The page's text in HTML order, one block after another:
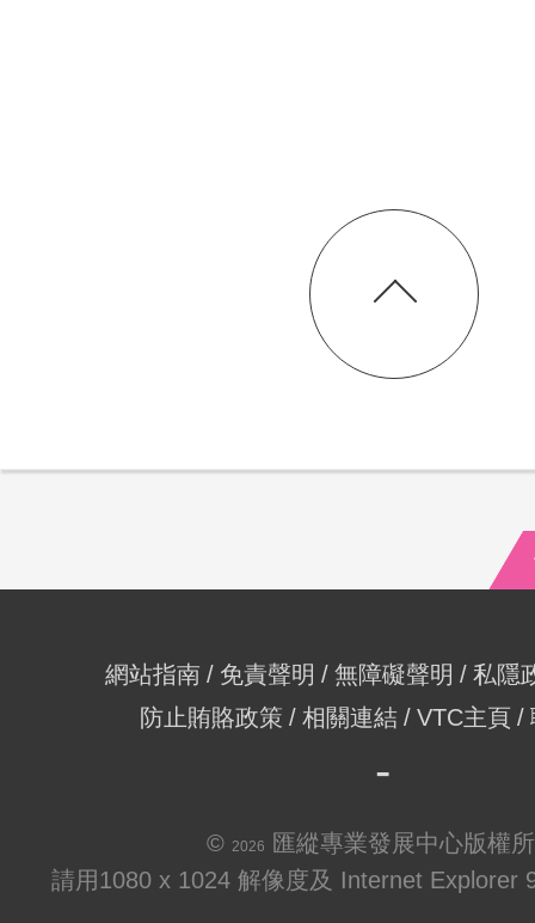
網站指南 免責聲明 無障礙聲明
私隱
防止賄賂政策
相關連結 VTC主頁
© 2026
匯縱專業發展中心版權
請用1080 x 1024 解像度及 Internet Explorer